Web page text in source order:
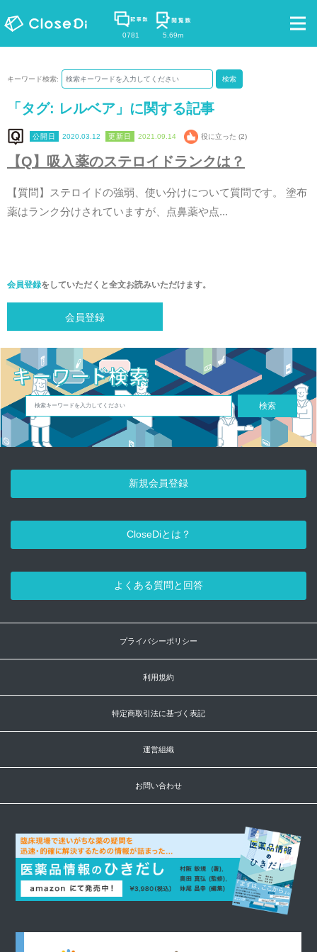
0781 5.69m
キーワード検索: 検索
「タグ: レルベア 」に関する記事
2020.03.12 2021.09.14 役に立った (2)
【Q】 吸 入薬のステロイ ドランクは ？
【 質問 】 ス テ ロ イ ドの強弱 使い分けについて質問です。 塗布
薬はラ ンク分けさ れてい ますが 点鼻薬や点...
会員登録をしていただくと全文お読みいただけます。
会員登録
検索
新規会員登録
CloseDiとは？
よくある質問と回答
プライバシーポリシー
利用規約
特定商取引法に基づく表記
運営組織
お問い合わせ